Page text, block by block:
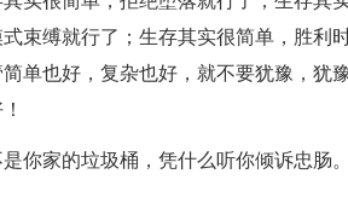
束缚就行了；生存其实很简单，胜利
单也好，复杂也好，就不要犹豫，犹
是你家的垃圾桶，凭什么听你倾诉忠肠